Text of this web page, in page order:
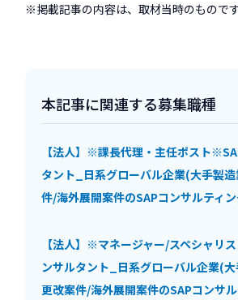
※掲載記事の内容は、取材当時のもので
本記事に関連する募集職種
【法人】※課長代理・主任ポスト
タント_日系グローバル企業(大手製
件/海外展開案件のSAPコンサルティ
【法人】※マネージャー/スペシャリ
ンサルタント_日系グローバル企業(
更改案件/海外展開案件のSAPコンサ